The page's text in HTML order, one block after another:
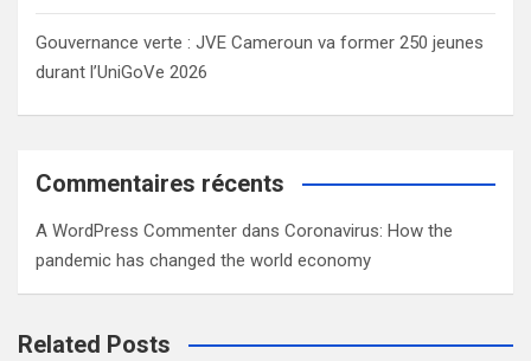
Gouvernance verte : JVE Cameroun va former 250 jeunes
durant l’UniGoVe 2026
Commentaires récents
A WordPress Commenter dans Coronavirus: How the
pandemic has changed the world economy
Related Posts